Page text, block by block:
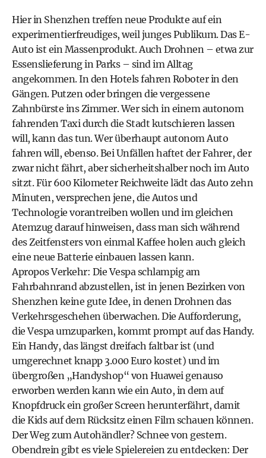
Hier in Shenzhen treffen neue Produkte auf ein
experimentierfreudiges, weil junges Publikum. Das E-
Auto ist ein Massenprodukt. Auch Drohnen – etwa zur
Essenslieferung in Parks – sind im Alltag
angekommen. In den Hotels fahren Roboter in den
Gängen. Putzen oder bringen die vergessene
Zahnbürste ins Zimmer. Wer sich in einem autonom
fahrenden Taxi durch die Stadt kutschieren lassen
will, kann das tun. Wer überhaupt autonom Auto
fahren will, ebenso. Bei Unfällen haftet der Fahrer, der
zwar nicht fährt, aber sicherheitshalber noch im Auto
sitzt. Für 600 Kilometer Reichweite lädt das Auto zehn
Minuten, versprechen jene, die Autos und
Technologie vorantreiben wollen und im gleichen
Atemzug darauf hinweisen, dass man sich während
des Zeitfensters von einmal Kaffee holen auch gleich
eine neue Batterie einbauen lassen kann.
Apropos Verkehr: Die Vespa schlampig am
Fahrbahnrand abzustellen, ist in jenen Bezirken von
Shenzhen keine gute Idee, in denen Drohnen das
Verkehrsgeschehen überwachen. Die Aufforderung,
die Vespa umzuparken, kommt prompt auf das Handy.
Ein Handy, das längst dreifach faltbar ist (und
umgerechnet knapp 3.000 Euro kostet) und im
übergroßen „Handyshop“ von Huawei genauso
erworben werden kann wie ein Auto, in dem auf
Knopfdruck ein großer Screen herunterfährt, damit
die Kids auf dem Rücksitz einen Film schauen können.
Der Weg zum Autohändler? Schnee von gestern.
Obendrein gibt es viele Spielereien zu entdecken: Der